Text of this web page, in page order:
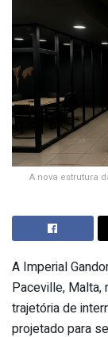
A nova estrutura
A Imperial
Paceville, Malta,
trajetória de
projetado para